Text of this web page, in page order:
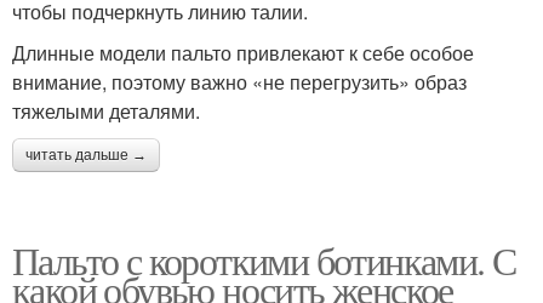
чтобы подчеркнуть линию талии.
Длинные модели пальто привлекают к себе особое
внимание, поэтому важно «не перегрузить» образ
тяжелыми деталями.
читать дальше →
Пальто с короткими ботинками. С
какой обувью носить женское